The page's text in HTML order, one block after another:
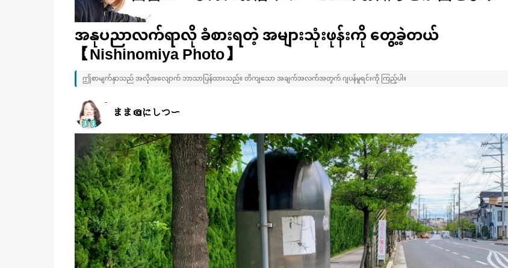
အနုပညာလက်ရာလို ခံစားရတဲ့ အများသုံးဖုန်းကို တွေ့ခဲ့တယ်
【Nishinomiya Photo】
ဤစာမျက်နှာသည် အလိုအလျောက် ဘာသာပြန်ထားသည်။ တိကျသော အချက်အလက်အတွက် ဂျပန်မူရင်းကို ကြည့်ပါ။
まま＠にしつー